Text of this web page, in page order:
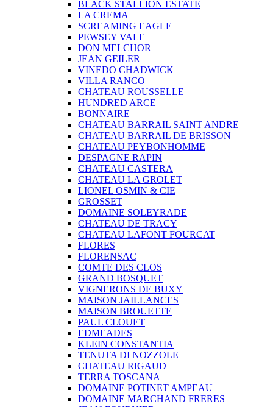
BLACK STALLION ESTATE
LA CREMA
SCREAMING EAGLE
PEWSEY VALE
DON MELCHOR
JEAN GEILER
VINEDO CHADWICK
VILLA RANCO
CHATEAU ROUSSELLE
HUNDRED ARCE
BONNAIRE
CHATEAU BARRAIL SAINT ANDRE
CHATEAU BARRAIL DE BRISSON
CHATEAU PEYBONHOMME
DESPAGNE RAPIN
CHATEAU CASTERA
CHATEAU LA GROLET
LIONEL OSMIN & CIE
GROSSET
DOMAINE SOLEYRADE
CHATEAU DE TRACY
CHATEAU LAFONT FOURCAT
FLORES
FLORENSAC
COMTE DES CLOS
GRAND BOSQUET
VIGNERONS DE BUXY
MAISON JAILLANCES
MAISON BROUETTE
PAUL CLOUET
EDMEADES
KLEIN CONSTANTIA
TENUTA DI NOZZOLE
CHATEAU RIGAUD
TERRA TOSCANA
DOMAINE POTINET AMPEAU
DOMAINE MARCHAND FRERES